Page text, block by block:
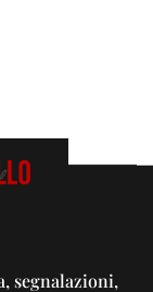
segnalazioni,